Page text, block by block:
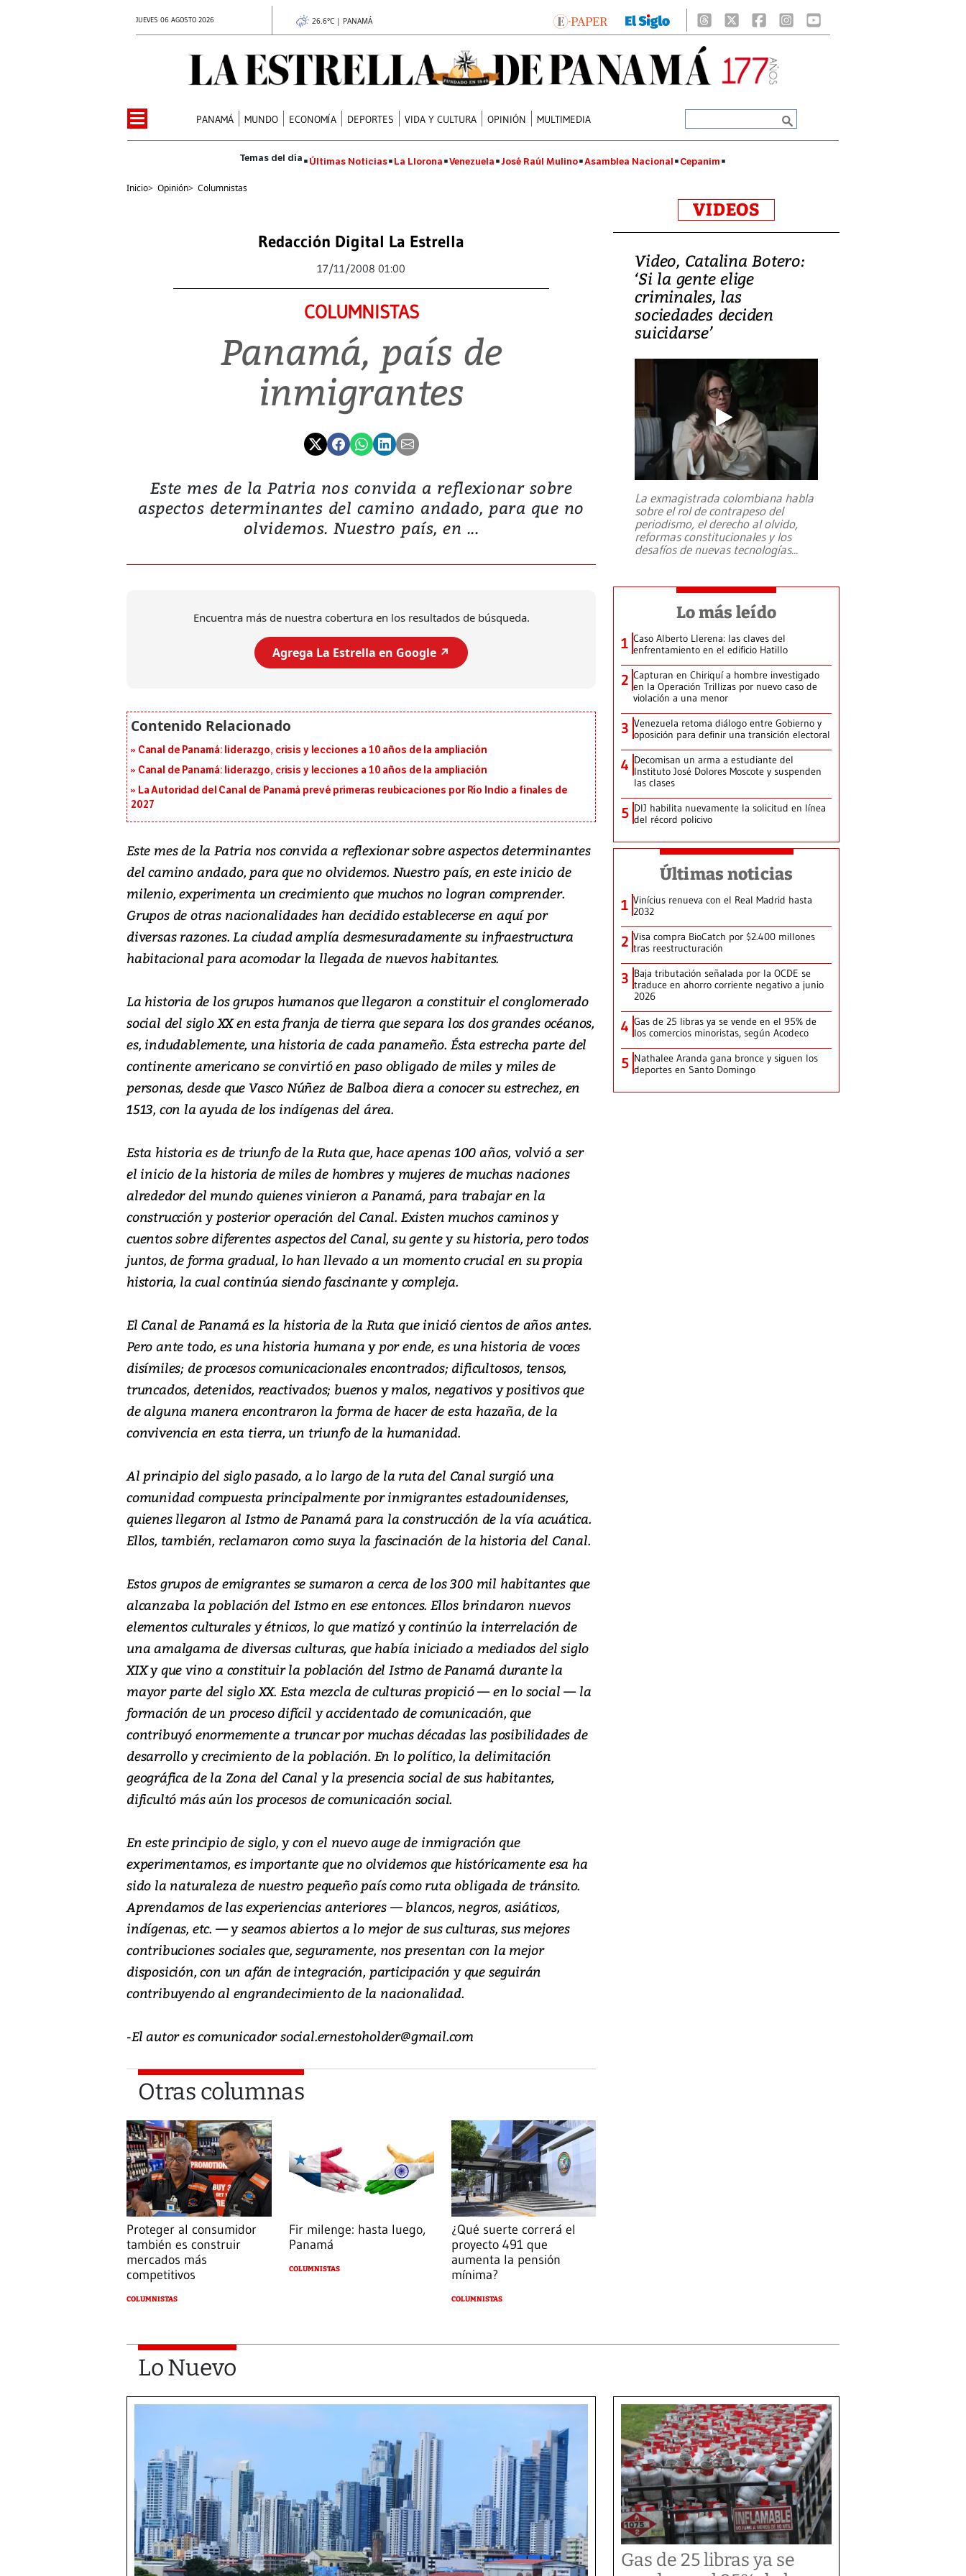
JUEVES 06 AGOSTO 2026 26.6°C | PANAMÁ
PANAMÁ MUNDO ECONOMÍA DEPORTES VIDA Y CULTURA OPINIÓN MULTIMEDIA
Últimas Noticias La Llorona Venezuela José Raúl Mulino Asamblea Nacional Cepanim
Inicio> Opinión> Columnistas
Redacción Digital La Estrella
17/11/2008 01:00
COLUMNISTAS
Panamá, país de
inmigrantes
Este mes de la Patria nos convida a reflexionar sobre
aspectos determinantes del camino andado, para que no
olvidemos. Nuestro país, en ...
Encuentra más de nuestra cobertura en los resultados de búsqueda.
Agrega La Estrella en Google ↗️
Canal de Panamá: liderazgo, crisis y lecciones a 10 años de la ampliación
Canal de Panamá: liderazgo, crisis y lecciones a 10 años de la ampliación
La Autoridad del Canal de Panamá prevé primeras reubicaciones por Río Indio a finales de
2027
Este mes de la Patria nos convida a reflexionar sobre aspectos determinantes
del camino andado, para que no olvidemos. Nuestro país, en este inicio de
milenio, experimenta un crecimiento que muchos no logran comprender.
Grupos de otras nacionalidades han decidido establecerse en aquí por
diversas razones. La ciudad amplía desmesuradamente su infraestructura
habitacional para acomodar la llegada de nuevos habitantes.
La historia de los grupos humanos que llegaron a constituir el conglomerado
social del siglo XX en esta franja de tierra que separa los dos grandes océanos,
es, indudablemente, una historia de cada panameño. Ésta estrecha parte del
continente americano se convirtió en paso obligado de miles y miles de
personas, desde que Vasco Núñez de Balboa diera a conocer su estrechez, en
1513, con la ayuda de los indígenas del área.
Esta historia es de triunfo de la Ruta que, hace apenas 100 años, volvió a ser
el inicio de la historia de miles de hombres y mujeres de muchas naciones
alrededor del mundo quienes vinieron a Panamá, para trabajar en la
construcción y posterior operación del Canal. Existen muchos caminos y
cuentos sobre diferentes aspectos del Canal, su gente y su historia, pero todos
juntos, de forma gradual, lo han llevado a un momento crucial en su propia
historia, la cual continúa siendo fascinante y compleja.
El Canal de Panamá es la historia de la Ruta que inició cientos de años antes.
Pero ante todo, es una historia humana y por ende, es una historia de voces
disímiles; de procesos comunicacionales encontrados; dificultosos, tensos,
truncados, detenidos, reactivados; buenos y malos, negativos y positivos que
de alguna manera encontraron la forma de hacer de esta hazaña, de la
convivencia en esta tierra, un triunfo de la humanidad.
Al principio del siglo pasado, a lo largo de la ruta del Canal surgió una
comunidad compuesta principalmente por inmigrantes estadounidenses,
quienes llegaron al Istmo de Panamá para la construcción de la vía acuática.
Ellos, también, reclamaron como suya la fascinación de la historia del Canal.
Estos grupos de emigrantes se sumaron a cerca de los 300 mil habitantes que
alcanzaba la población del Istmo en ese entonces. Ellos brindaron nuevos
elementos culturales y étnicos, lo que matizó y continúo la interrelación de
una amalgama de diversas culturas, que había iniciado a mediados del siglo
XIX y que vino a constituir la población del Istmo de Panamá durante la
mayor parte del siglo XX. Esta mezcla de culturas propició — en lo social — la
formación de un proceso difícil y accidentado de comunicación, que
contribuyó enormemente a truncar por muchas décadas las posibilidades de
desarrollo y crecimiento de la población. En lo político, la delimitación
geográfica de la Zona del Canal y la presencia social de sus habitantes,
dificultó más aún los procesos de comunicación social.
En este principio de siglo, y con el nuevo auge de inmigración que
experimentamos, es importante que no olvidemos que históricamente esa ha
sido la naturaleza de nuestro pequeño país como ruta obligada de tránsito.
Aprendamos de las experiencias anteriores — blancos, negros, asiáticos,
indígenas, etc. — y seamos abiertos a lo mejor de sus culturas, sus mejores
contribuciones sociales que, seguramente, nos presentan con la mejor
disposición, con un afán de integración, participación y que seguirán
contribuyendo al engrandecimiento de la nacionalidad.
-El autor es comunicador social.ernestoholder@gmail.com
Otras columnas
Proteger al consumidor
también es construir
mercados más
competitivos
COLUMNISTAS
Fir milenge: hasta luego,
Panamá
COLUMNISTAS
¿Qué suerte correrá el
proyecto 491 que
aumenta la pensión
mínima?
COLUMNISTAS
VIDEOS
Video, Catalina Botero:
‘Si la gente elige
criminales, las
sociedades deciden
suicidarse’
La exmagistrada colombiana habla
sobre el rol de contrapeso del
periodismo, el derecho al olvido,
reformas constitucionales y los
desafíos de nuevas tecnologías...
Lo más leído
1 Caso Alberto Llerena: las claves del
enfrentamiento en el edificio Hatillo
2 Capturan en Chiriquí a hombre investigado
en la Operación Trillizas por nuevo caso de
violación a una menor
3 Venezuela retoma diálogo entre Gobierno y
oposición para definir una transición electoral
4 Decomisan un arma a estudiante del
Instituto José Dolores Moscote y suspenden
las clases
5 DIJ habilita nuevamente la solicitud en línea
del récord policivo
Últimas noticias
1 Vinícius renueva con el Real Madrid hasta
2032
2 Visa compra BioCatch por $2.400 millones
tras reestructuración
3 Baja tributación señalada por la OCDE se
traduce en ahorro corriente negativo a junio
2026
4 Gas de 25 libras ya se vende en el 95% de
los comercios minoristas, según Acodeco
5 Nathalee Aranda gana bronce y siguen los
deportes en Santo Domingo
Lo Nuevo
Gas de 25 libras ya se